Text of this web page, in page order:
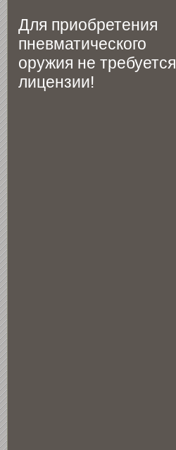
Для приобретения
пневматического
оружия не требуется
лицензии!